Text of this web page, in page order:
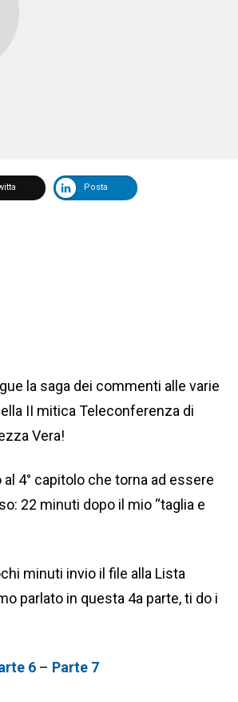
Posta
la saga dei commenti alle varie
II mitica Teleconferenza di
Vera!
al 4° capitolo che torna ad essere
22 minuti dopo il mio “taglia e
minuti invio il file alla Lista
parlato in questa 4a parte, ti do i
6 – Parte 7